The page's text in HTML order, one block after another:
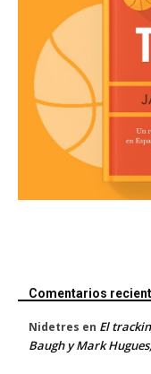
Comentarios
Nidetres en El
Baugh y Mark